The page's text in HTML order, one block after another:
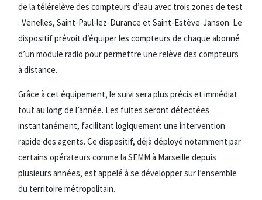
de la télérelève des compteurs d’eau avec trois zones de test
: Venelles, Saint-Paul-lez-Durance et Saint-Estève-Janson. Le
dispositif prévoit d’équiper les compteurs de chaque abonné
d’un module radio pour permettre une relève des compteurs
à distance.
Grâce à cet équipement, le suivi sera plus précis et immédiat
tout au long de l’année. Les fuites seront détectées
instantanément, facilitant logiquement une intervention
rapide des agents. Ce dispositif, déjà déployé notamment par
certains opérateurs comme la SEMM à Marseille depuis
plusieurs années, est appelé à se développer sur l’ensemble
du territoire métropolitain.